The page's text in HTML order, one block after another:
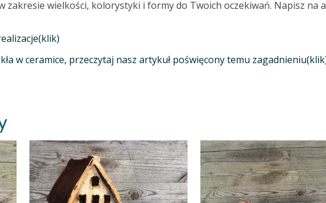
zakresie wielkości, kolorystyki i formy do Twoich oczekiwań. Napisz na
w ceramice, przeczytaj nasz artykuł poświęcony temu